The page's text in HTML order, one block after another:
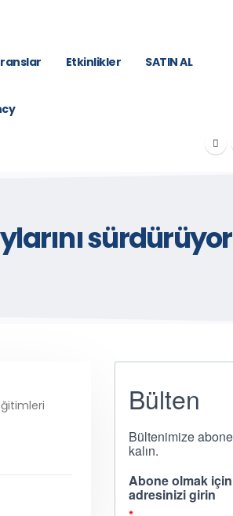
Etkinlikler SATIN AL
sürdürüyor